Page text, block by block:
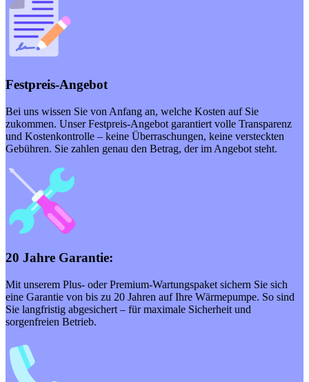
Festpreis-Angebot
Bei uns wissen Sie von Anfang an, welche Kosten auf Sie
zukommen. Unser Festpreis-Angebot garantiert volle Transparenz
und Kostenkontrolle – keine Überraschungen, keine versteckten
Gebühren. Sie zahlen genau den Betrag, der im Angebot steht.
20 Jahre Garantie:
Mit unserem Plus- oder Premium-Wartungspaket sichern Sie sich
eine Garantie von bis zu 20 Jahren auf Ihre Wärmepumpe. So sind
Sie langfristig abgesichert – für maximale Sicherheit und
sorgenfreien Betrieb.